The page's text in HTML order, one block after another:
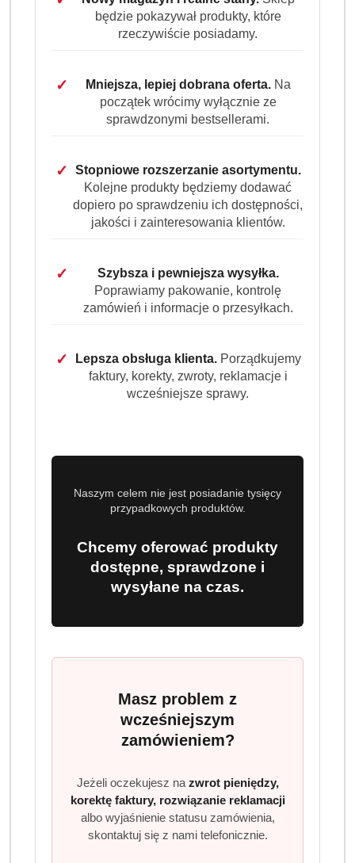
będzie pokazywał produkty, które
rzeczywiście posiadamy.
✓ Mniejsza, lepiej dobrana oferta.Na
początek wrócimy wyłącznie ze
sprawdzonymi bestsellerami.
✓
Stopniowe rozszerzanie asortymentu.
Kolejne produkty będziemy dodawać
dopiero po sprawdzeniu ich dostępności,
jakości i zainteresowania klientów.
✓
Szybsza i pewniejsza wysyłka.
Poprawiamy pakowanie, kontrolę
zamówień i informacje o przesyłkach.
✓ Lepsza obsługa klienta.Porządkujemy
faktury, korekty, zwroty, reklamacje i
wcześniejsze sprawy.
Naszym celem nie jest posiadanie tysięcy
przypadkowych produktów.
Chcemy oferować produkty
dostępne, sprawdzone i
wysyłane na czas.
Masz problem z
wcześniejszym
zamówieniem?
Jeżeli oczekujesz na zwrot pieniędzy,
korektę faktury, rozwiązanie reklamacji
albo wyjaśnienie statusu zamówienia,
skontaktuj się z nami telefonicznie.